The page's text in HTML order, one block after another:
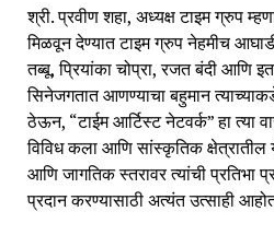
श्री. प्रवीण शहा, अध्यक्ष टाइम ग्रुप
मिळवून देण्यात टाइम ग्रुप नेहमीच
तब्बू, प्रियांका चोप्रा, रजत बंदी आणि
सिनेजगतात आणण्याचा बहुमान
ठेऊन, “टाईम आर्टिस्ट नेटवर्क” हा त्या
विविध कला आणि सांस्कृतिक क्षेत्रातील
आणि जागतिक स्तरावर त्यांची प्रतिभा
प्रदान करण्यासाठी अत्यंत उत्साही